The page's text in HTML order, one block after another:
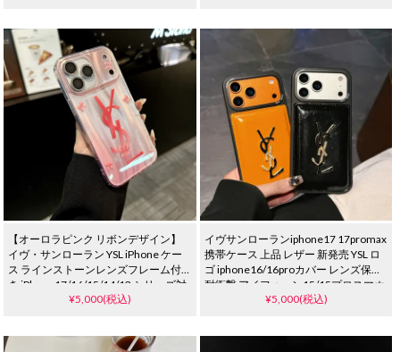
【オーロラピンク リボンデザイン】
イヴ・サンローラン YSL iPhone ケー
ス ラインストーンレンズフレーム付
き iPhone17/16/15/14/13 シリーズ対
応 Pro/Pro Max 含む 耐衝撃 高級感 レ
¥5,000(税込)
イヴサンローランiphone17 17promax
携帯ケース 上品 レザー 新発売 YSL ロ
ゴ iphone16/16proカバー レンズ保護
耐衝撃 アイフォーン15/15プロスマホ
ケース ブランド レデイース 可愛い
¥5,000(税込)